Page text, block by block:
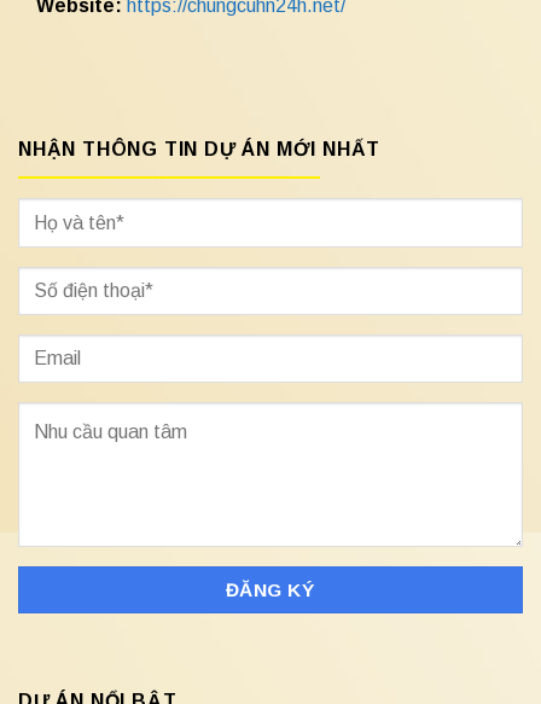
Website: https://chungcuhn24h.net/
NHẬN THÔNG TIN DỰ ÁN MỚI NHẤT